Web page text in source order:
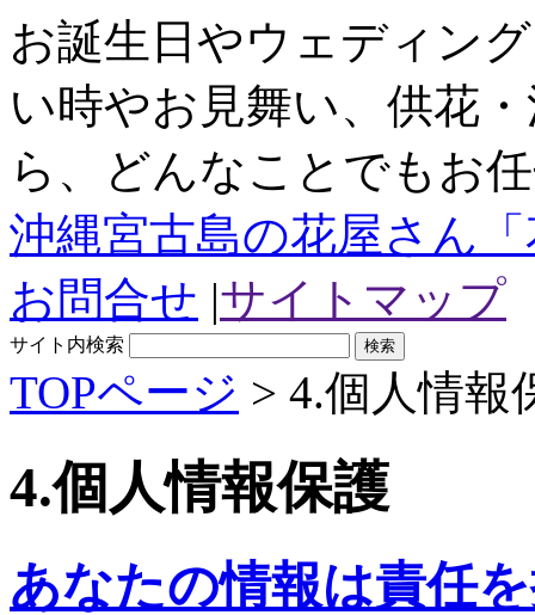
お誕生日やウェディン
い時やお見舞い、供花
ら、どんなことでもお
沖縄宮古島の花屋さん
お問合せ |サイトマップ
サイト内検索
TOPページ > 4.個人情報
4.個人情報保護
あなたの情報は責任